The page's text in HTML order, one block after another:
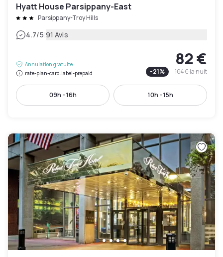
Hyatt House Parsippany-East
Parsippany-Troy Hills
4.7/5|91 Avis
Annulation gratuite
rate-plan-card.label-prepaid
82 €
-21% 104 €la nuit
09h - 16h 10h - 15h